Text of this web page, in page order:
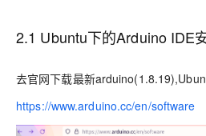
2.1 Ubuntu下的Arduino IDE
去官网下载最新
https://www.arduino.cc/en/software